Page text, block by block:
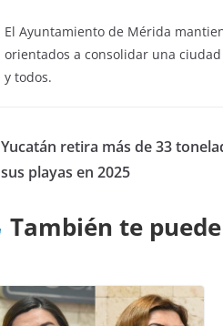
El Ayuntamiento de Mérida
orientados a consolidar una
y todos.
Yucatán retira más de 33
sus playas en 2025
También te